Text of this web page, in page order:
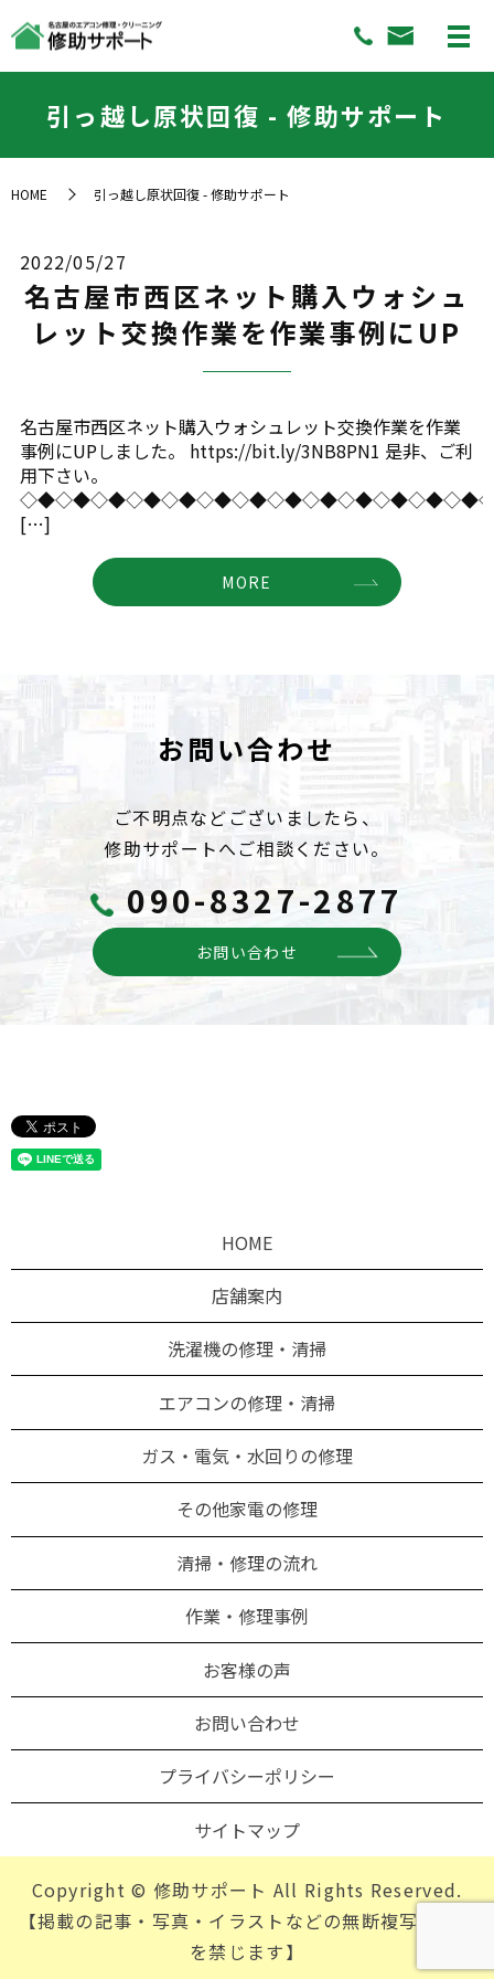
引っ越し原状回復 - 修助サポート
HOME 引っ越し原状回復 - 修助サポート
2022/05/27
名古屋市西区ネット購入ウォシュ
レット交換作業を作業事例にUP
名古屋市西区ネット購入ウォシュレット交換作業を作業
事例にUPしました。 https://bit.ly/3NB8PN1 是非、ご利
用下さい。
[…]
MORE
お問い合わせ
ご不明点などございましたら、
修助サポートへご相談ください。
090-8327-2877
お問い合わせ
HOME
店舗案内
洗濯機の修理・清掃
エアコンの修理・清掃
ガス・電気・水回りの修理
その他家電の修理
清掃・修理の流れ
作業・修理事例
お客様の声
お問い合わせ
プライバシーポリシー
サイトマップ
Copyright © 修助サポート All Rights Reserved.
【掲載の記事・写真・イラストなどの無断複写・転載
を禁じます】